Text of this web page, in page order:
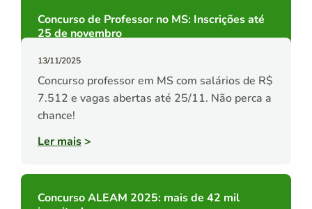
Concurso de Professor no MS: Inscrições até
25 de novembro
13/11/2025
Concurso professor em MS com salários de R$
7.512 e vagas abertas até 25/11. Não perca a
chance!
Ler mais>
Concurso ALEAM 2025: mais de 42 mil